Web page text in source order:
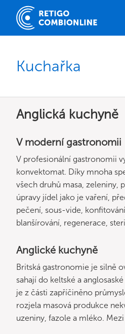
Kuchařka
Anglická kuchyně
V moderní gastronomii
V profesionální gastronomii
konvektomat. Díky mnoha
všech druhů masa, zeleniny,
úpravy jídel jako je vaření,
pečení, sous-vide,
blanšírování, regenerace,
Anglické kuchyně
Britská gastronomie je silně
sahají do keltské a
je z části zapříčiněno
rozjela masová produkce
uzeniny, fazole a mléko.